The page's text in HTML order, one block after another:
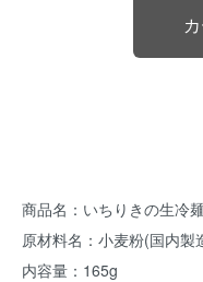
商品名：いちりきの生冷
原材料名：小麦粉(国内
内容量：165g